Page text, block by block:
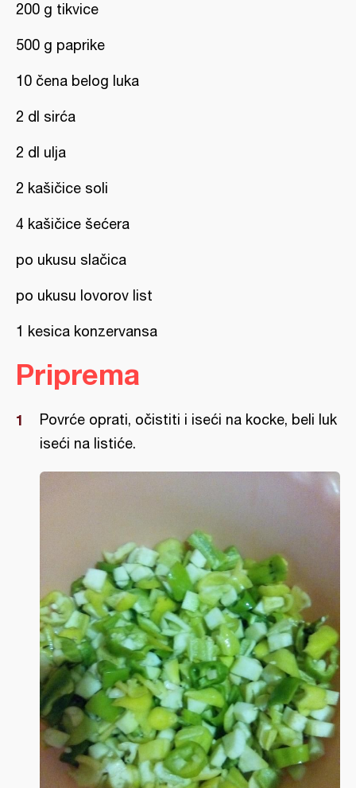
200 g tikvice
500 g paprike
10 čena belog luka
2 dl sirća
2 dl ulja
2 kašičice soli
4 kašičice šećera
po ukusu slačica
po ukusu lovorov list
1 kesica konzervansa
Priprema
Povrće oprati, očistiti i iseći na kocke, beli luk
iseći na listiće.